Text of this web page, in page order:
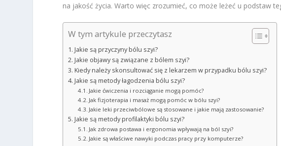
na jakość życia. Warto więc zrozumieć, co może leżeć u podstaw
W tym artykule przeczytasz
Jakie są przyczyny bólu szyi?
Jakie objawy są związane z bólem szyi?
Kiedy należy skonsultować się z lekarzem w przypadku bólu szyi?
Jakie są metody łagodzenia bólu szyi?
Jakie ćwiczenia i rozciąganie mogą pomóc?
Jak fizjoterapia i masaż mogą pomóc w bólu szyi?
Jakie leki przeciwbólowe są stosowane i jakie mają zastosowanie?
Jakie są metody profilaktyki bólu szyi?
Jak zdrowa postawa i ergonomia wpływają na ból szyi?
Jakie są właściwe nawyki podczas pracy przy komputerze?